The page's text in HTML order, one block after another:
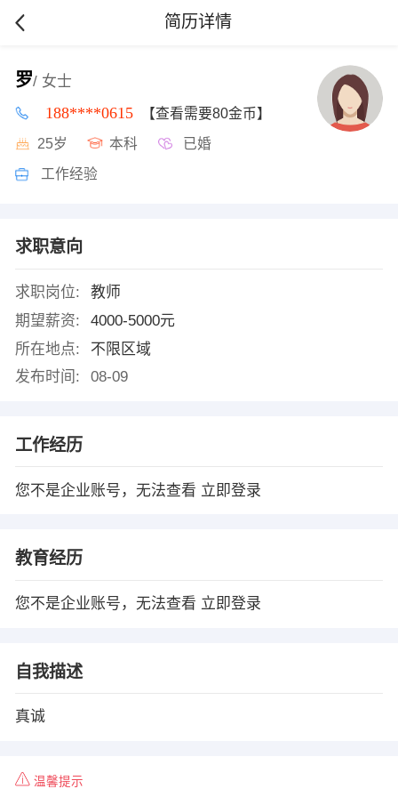
简历详情
罗/ 女士
188****0615 【查看需要80金币】
25岁 本科 已婚
工作经验
求职意向
求职岗位:
教师
期望薪资:
4000-5000元
所在地点:
不限区域
发布时间:
08-09
工作经历
您不是企业账号，无法查看 立即登录
教育经历
您不是企业账号，无法查看 立即登录
自我描述
真诚
温馨提示